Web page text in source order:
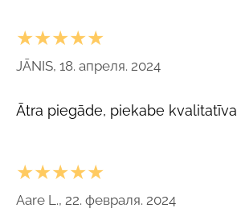
★★★★★
JĀNIS, 18. апреля. 2024
Ātra piegāde, piekabe
★★★★★
Aare L., 22. февраля. 2024